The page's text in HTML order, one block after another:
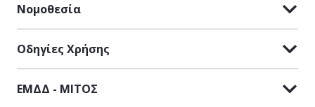
Νομοθεσία
Οδηγίες Χρήσης
ΕΜΔΔ - ΜΙΤΟΣ